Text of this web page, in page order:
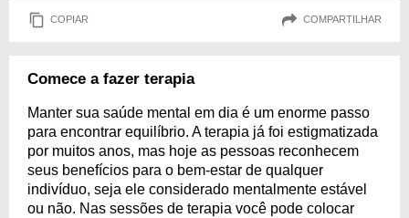
COPIAR COMPARTILHAR
Comece a fazer terapia
Manter sua saúde mental em dia é um enorme passo
para encontrar equilíbrio. A terapia já foi estigmatizada
por muitos anos, mas hoje as pessoas reconhecem
seus benefícios para o bem-estar de qualquer
indivíduo, seja ele considerado mentalmente estável
ou não. Nas sessões de terapia você pode colocar